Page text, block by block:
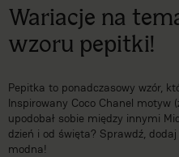
Wariacje na
wzoru pepitki!
Pepitka to ponadczasowy wzór,
Inspirowany Coco Chanel motyw
upodobał sobie między innymi
dzień i od święta? Sprawdź,
modna!